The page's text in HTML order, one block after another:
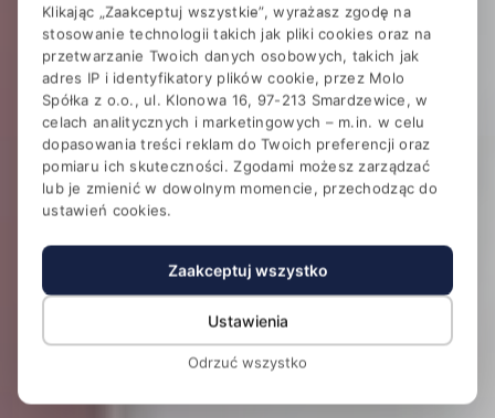
Hotel Magellan Business &
SPA
Konferencje i SPA w otoczeniu lasu przy Zalewie
Sulejowskim
Klikając „Zaakceptuj wszystkie”, wyrażasz zgodę na
stosowanie technologii takich jak pliki cookies oraz na
przetwarzanie Twoich danych osobowych, takich jak
adres IP i identyfikatory plików cookie, przez Molo
Spółka z o.o., ul. Klonowa 16, 97-213 Smardzewice, w
celach analitycznych i marketingowych – m.in. w celu
dopasowania treści reklam do Twoich preferencji oraz
pomiaru ich skuteczności. Zgodami możesz zarządzać
lub je zmienić w dowolnym momencie, przechodząc do
ustawień cookies.
Zaakceptuj wszystko
Ustawienia
Odrzuć wszystko